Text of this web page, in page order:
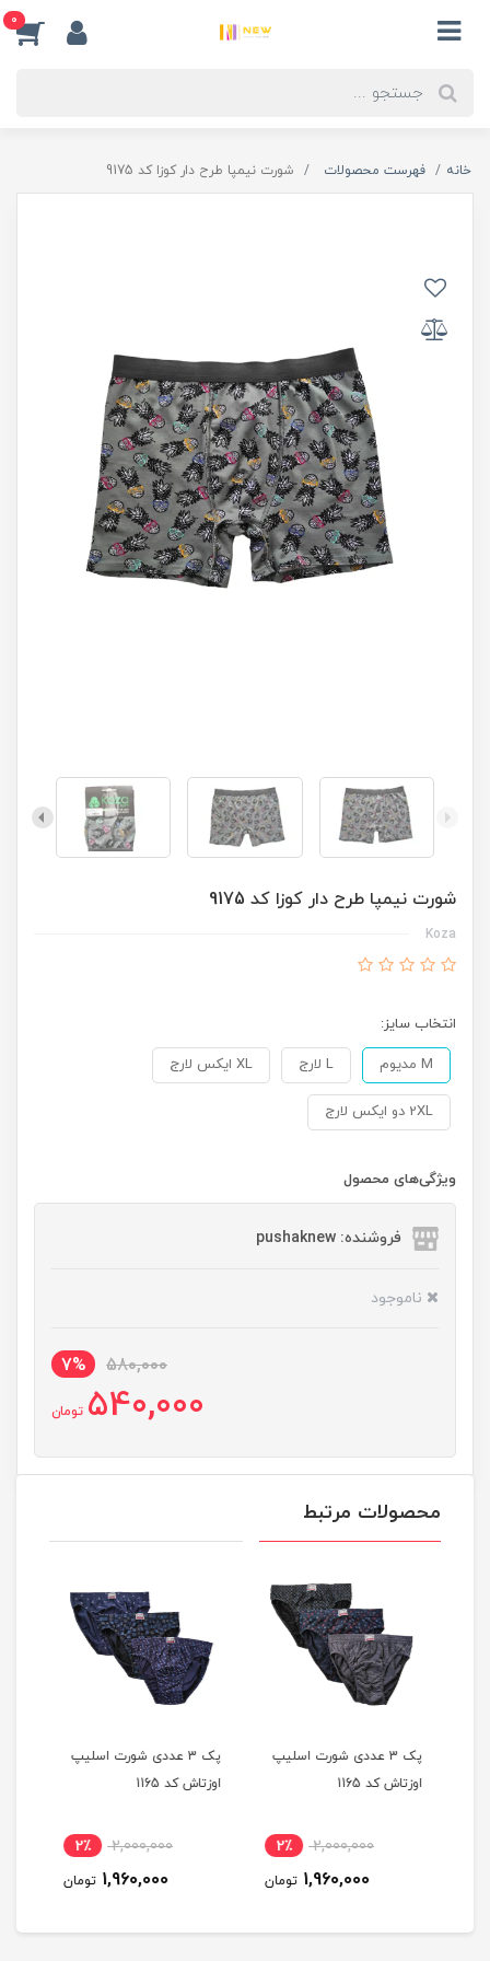
0
خانه فهرست محصولات شورت نیمپا طرح دار کوزا کد 9175
شورت نیمپا طرح دار کوزا کد 9175
Koza
انتخاب سایز:
M مدیوم L لارج XL ایکس لارج
2XL دو ایکس لارج
ویژگی‌های محصول
فروشنده: pushaknew
ناموجود
580,000
7%
540,000 تومان
محصولات مرتبط
پک 3 عددی شورت اسلیپ
اوزتاش کد 1165
2,000,000 2٪
1,960,000 تومان
پک 3 عددی شورت اسلیپ
اوزتاش کد 1165
2,000,000 2٪
1,960,000 تومان